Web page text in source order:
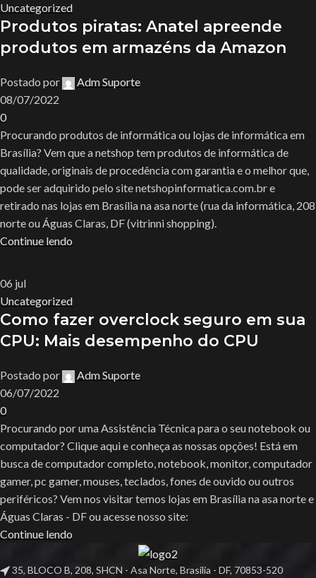
Uncategorized
Produtos piratas: Anatel apreende
produtos em armazéns da Amazon
Postado por
Adm Suporte
08/07/2022
0
Procurando produtos de informática ou lojas de informática em
Brasília? Vem que a netshop tem produtos de informática de
qualidade, originais de procedência com garantia e o melhor que,
pode ser adquirido pelo site netshopinformatica.com.br e
retirado nas lojas em Brasília na asa norte (rua da informática, 208
norte ou Águas Claras, DF (vitrinni shopping).
Continue lendo
06 jul
Uncategorized
Como fazer overclock seguro em sua
CPU: Mais desempenho do CPU
Postado por
Adm Suporte
06/07/2022
0
Procurando por uma Assistência Técnica para o seu notebook ou
computador? Clique aqui e conheça as nossas opções! Está em
busca de computador completo, notebook, monitor, computador
gamer, pc gamer, mouses, teclados, fones de ouvido ou outros
periféricos? Vem nos visitar temos lojas em Brasília na asa norte e
Águas Claras - DF ou acesse nosso site:
Continue lendo
35, BLOCO B, 208, SHCN - Asa Norte, Brasília - DF, 70853-520